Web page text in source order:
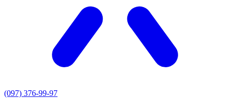
(097) 376-99-97